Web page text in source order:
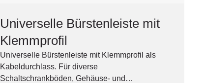
Universelle Bürstenleiste mit
Klemmprofil
Universelle Bürstenleiste mit Klemmprofil als
Kabeldurchlass. Für diverse
Schaltschrankböden, Gehäuse- und